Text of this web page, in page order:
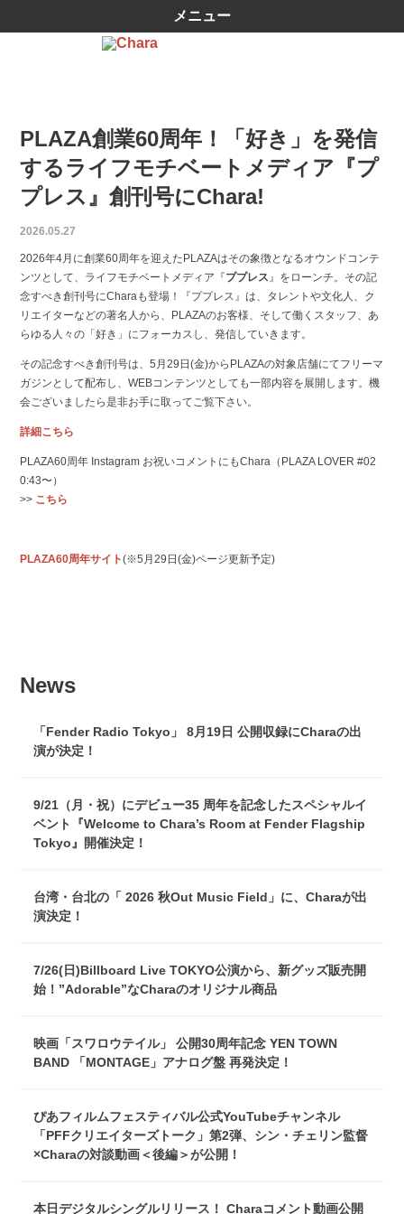
メニュー
PLAZA創業60周年！「好き」を発信
するライフモチベートメディア『プ
プレス』創刊号にChara!
2026.05.27
2026年4月に創業60周年を迎えたPLAZAはその象徴となるオウンドコンテ
ンツとして、ライフモチベートメディア『ププレス』をローンチ。その記
念すべき創刊号にCharaも登場！『ププレス』は、タレントや文化人、ク
リエイターなどの著名人から、PLAZAのお客様、そして働くスタッフ、あ
らゆる人々の「好き」にフォーカスし、発信していきます。
その記念すべき創刊号は、5月29日(金)からPLAZAの対象店舗にてフリーマ
ガジンとして配布し、WEBコンテンツとしても一部内容を展開します。機
会ございましたら是非お手に取ってご覧下さい。
詳細こちら
PLAZA60周年 Instagram お祝いコメントにもChara（PLAZA LOVER #02
0:43〜）
>> こちら
PLAZA60周年サイト(※5月29日(金)ページ更新予定)
News
「Fender Radio Tokyo」 8月19日 公開収録にCharaの出
演が決定！
9/21（月・祝）にデビュー35 周年を記念したスペシャルイ
ベント『Welcome to Chara’s Room at Fender Flagship
Tokyo』開催決定！
台湾・台北の「 2026 秋Out Music Field」に、Charaが出
演決定！
7/26(日)Billboard Live TOKYO公演から、新グッズ販売開
始！”Adorable”なCharaのオリジナル商品
映画「スワロウテイル」 公開30周年記念 YEN TOWN
BAND 「MONTAGE」アナログ盤 再発決定！
ぴあフィルムフェスティバル公式YouTubeチャンネル
「PFFクリエイターズトーク」第2弾、シン・チェリン監督
×Charaの対談動画＜後編＞が公開！
本日デジタルシングルリリース！ Charaコメント動画公開